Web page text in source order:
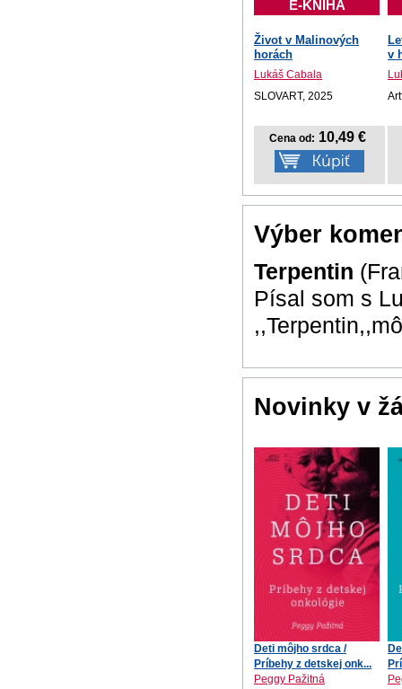
E-KNIHA
Život v Malinových
horách
Lukáš Cabala
SLOVART, 2025
Cena od: 10,49 €
v
Výber
Terpentin
Písal som s
Novinky v
Deti môjho srdca /
Príbehy z detskej onk...
Peggy Pažitná